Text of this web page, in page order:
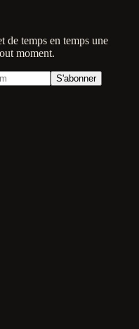
de temps en temps une
moment.
S'abonner